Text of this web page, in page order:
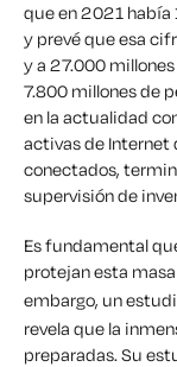
que en 2021
y prevé que esa
y a 27.000
7.800 millones de
en la actualidad
activas de Internet
conectados,
supervisión de
Es fundamental
protejan esta
embargo, un
revela que la
preparadas. Su